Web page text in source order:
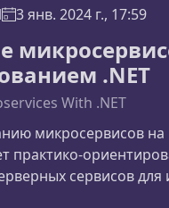
3 янв. 2024 г., 17:59
.NET
With .NET
микросервисов на
сервисов для
освоите архитектуру